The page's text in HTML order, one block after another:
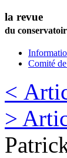
la revue
du
Comité
<
>